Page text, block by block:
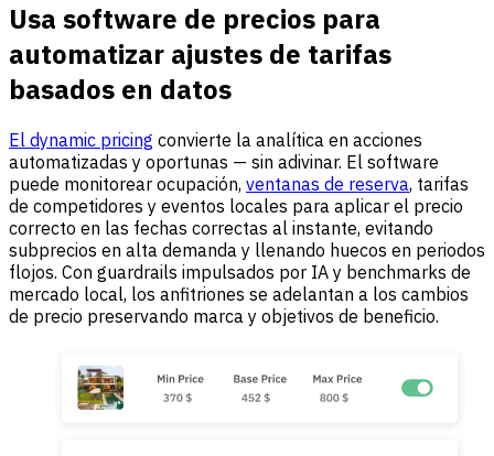
Usa software de precios para
automatizar ajustes de tarifas
basados en datos
El dynamic pricing convierte la analítica en acciones
automatizadas y oportunas — sin adivinar. El software
puede monitorear ocupación, ventanas de reserva, tarifas
de competidores y eventos locales para aplicar el precio
correcto en las fechas correctas al instante, evitando
subprecios en alta demanda y llenando huecos en periodos
flojos. Con guardrails impulsados por IA y benchmarks de
mercado local, los anfitriones se adelantan a los cambios
de precio preservando marca y objetivos de beneficio.